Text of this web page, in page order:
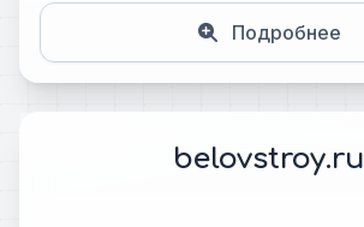
Подробнее
belovstroy.ru